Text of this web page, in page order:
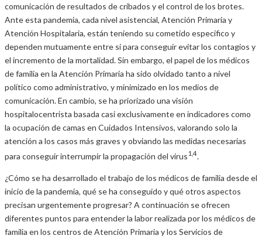
comunicación de resultados de cribados y el control de los brotes.
Ante esta pandemia, cada nivel asistencial, Atención Primaria y
Atención Hospitalaria, están teniendo su cometido específico y
dependen mutuamente entre sí para conseguir evitar los contagios y
el incremento de la mortalidad. Sin embargo, el papel de los médicos
de familia en la Atención Primaria ha sido olvidado tanto a nivel
político como administrativo, y minimizado en los medios de
comunicación. En cambio, se ha priorizado una visión
hospitalocentrista basada casi exclusivamente en indicadores como
la ocupación de camas en Cuidados Intensivos, valorando solo la
atención a los casos más graves y obviando las medidas necesarias
para conseguir interrumpir la propagación del virus1,4.
¿Cómo se ha desarrollado el trabajo de los médicos de familia desde el
inicio de la pandemia, qué se ha conseguido y qué otros aspectos
precisan urgentemente progresar? A continuación se ofrecen
diferentes puntos para entender la labor realizada por los médicos de
familia en los centros de Atención Primaria y los Servicios de